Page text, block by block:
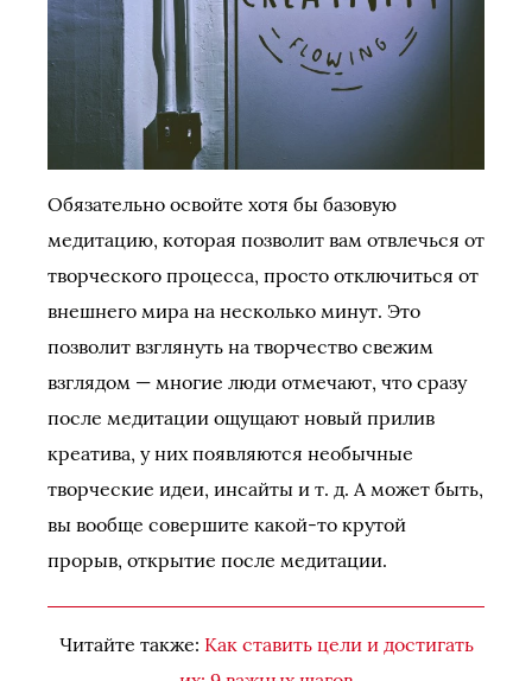
Обязательно освойте хотя бы базовую
медитацию, которая позволит вам отвлечься от
творческого процесса, просто отключиться от
внешнего мира на несколько минут. Это
позволит взглянуть на творчество свежим
взглядом — многие люди отмечают, что сразу
после медитации ощущают новый прилив
креатива, у них появляются необычные
творческие идеи, инсайты и т. д. А может быть,
вы вообще совершите какой-то крутой
прорыв, открытие после медитации.
Читайте также: Как ставить цели и достигать